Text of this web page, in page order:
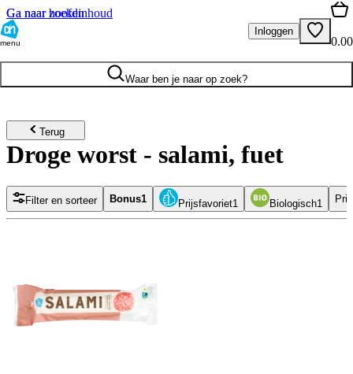
Ga naar hoofdinhoud
Ga naar zoeken
menu
Inloggen
0.00
Waar ben je naar op zoek?
Terug
Droge worst - salami, fuet
Filter en sorteer Bonus1 Prijsfavoriet1 Biologisch1